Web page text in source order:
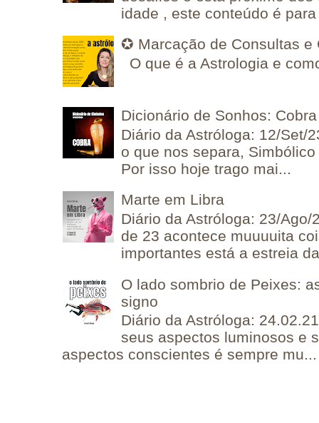
idade , este conteúdo é
✪ Marcação de Consultas e
O que é a Astrologia e
Dicionário de Sonhos: Cobra
Diário da Astróloga: 12/Set/
o que nos separa,
Por isso hoje trago mai...
Marte em Libra
Diário da Astróloga: 23/
de 23 acontece muuuuita
importantes está a estreia
O lado sombrio de Peixes:
signo
Diário da Astróloga:
seus aspectos luminosos e
aspectos conscientes é sempre mu...